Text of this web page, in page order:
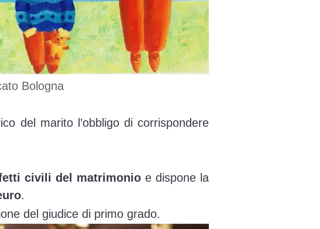
Bologna
del marito l’obbligo di corrispondere
civili del matrimonio e dispone la
.
del giudice di primo grado.